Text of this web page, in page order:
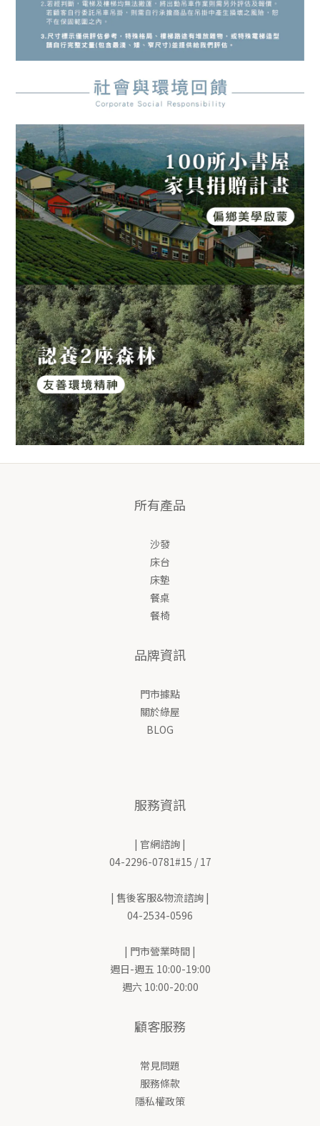
所有產品
沙發
床台
床墊
餐桌
餐椅
品牌資訊
門市據點
關於綠屋
BLOG
服務資訊
| 官網諮詢 |
04-2296-0781#15 / 17
| 售後客服&物流諮詢 |
04-2534-0596
| 門市營業時間 |
週日-週五 10:00-19:00
週六 10:00-20:00
顧客服務
常見問題
服務條款
隱私權政策